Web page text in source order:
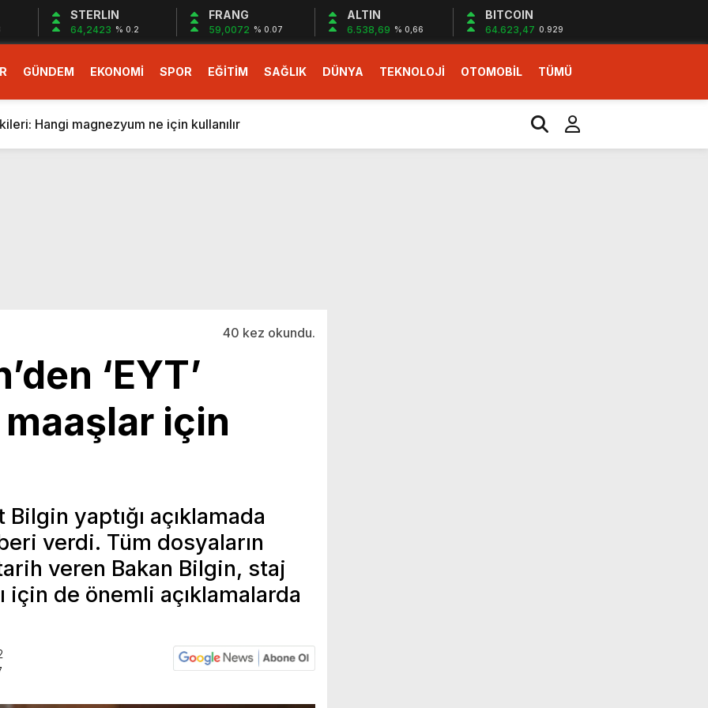
STERLIN
64,2423 % 0.2
FRANG
59,0072 % 0.07
ALTIN
6.538,69 % 0,66
BITCOIN
64.623,47 0.929
GÜNDEM EKONOMİ SPOR EĞİTİM SAĞLIK DÜNYA TEKNOLOJİ OTOMOBİL TÜMÜ
dev teklif
gelecek yeni özellikler belli oldu
Hangi magnezyum ne için kullanılır
başlıyor
dev teklif
40 kez okundu.
‘EYT’
için
Bilgin yaptığı açıklamada
verdi. Tüm dosyaların
veren Bakan Bilgin, staj
için de önemli açıklamalarda